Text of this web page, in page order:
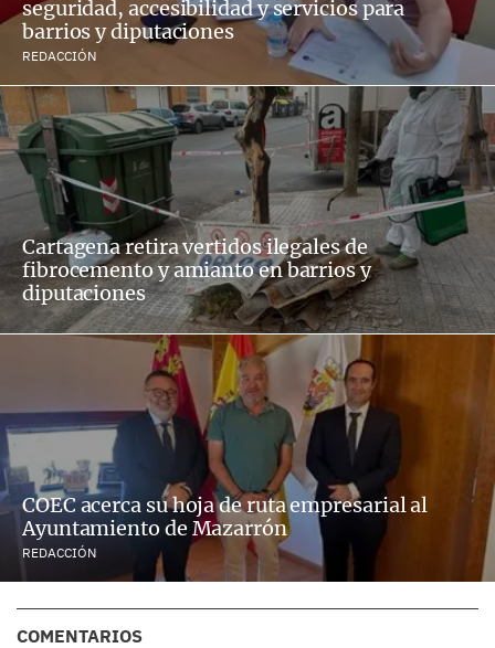
seguridad, accesibilidad y servicios para
barrios y diputaciones
REDACCIÓN
Cartagena retira vertidos ilegales de
fibrocemento y amianto en barrios y
diputaciones
COEC acerca su hoja de ruta empresarial al
Ayuntamiento de Mazarrón
REDACCIÓN
COMENTARIOS